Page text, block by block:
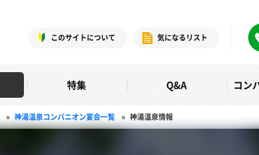
このサイトについて 気になるリスト
特集 Q&A コン
» 神湯温泉コンパニオン宴会一覧 » 神湯温泉情報